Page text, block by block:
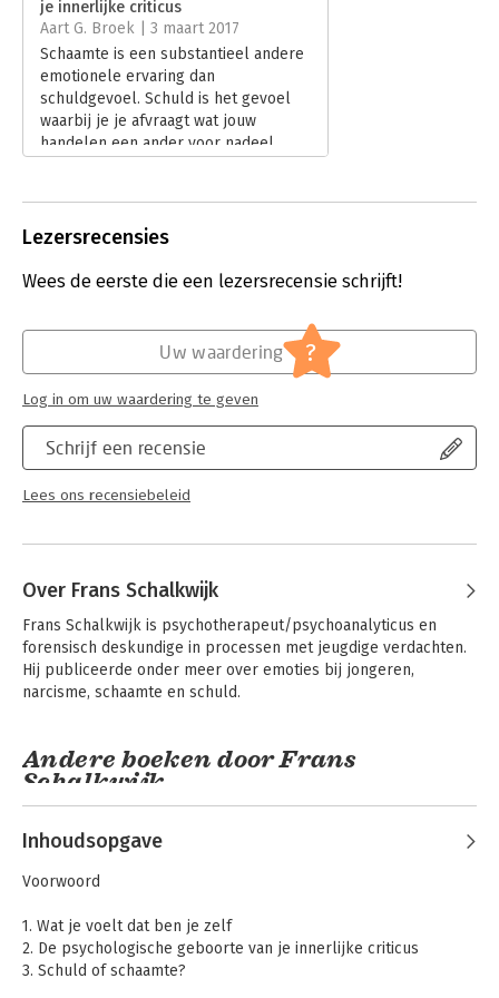
Hoofdrubriek: Psychologie
je innerlijke criticus
Aart G. Broek | 3 maart 2017
Schaamte is een substantieel andere
emotionele ervaring dan
schuldgevoel. Schuld is het gevoel
waarbij je je afvraagt wat jouw
handelen een ander voor nadeel
aan te doen voor ernstige pijn door
Lees verder
Lezersrecensies
Wees de eerste die een lezersrecensie schrijft!
Schrijf een recensie
Lees ons recensiebeleid
Uw waardering ?
Log in om uw waardering te geven
Over Frans Schalkwijk
Frans Schalkwijk is psychotherapeut/psychoanalyticus en
forensisch deskundige in processen met jeugdige verdachten.
Hij publiceerde onder meer over emoties bij jongeren,
narcisme, schaamte en schuld.
Andere boeken door Frans
Schalkwijk
Inhoudsopgave
Voorwoord
1. Wat je voelt dat ben je zelf
2. De psychologische geboorte van je innerlijke criticus
3. Schuld of schaamte?